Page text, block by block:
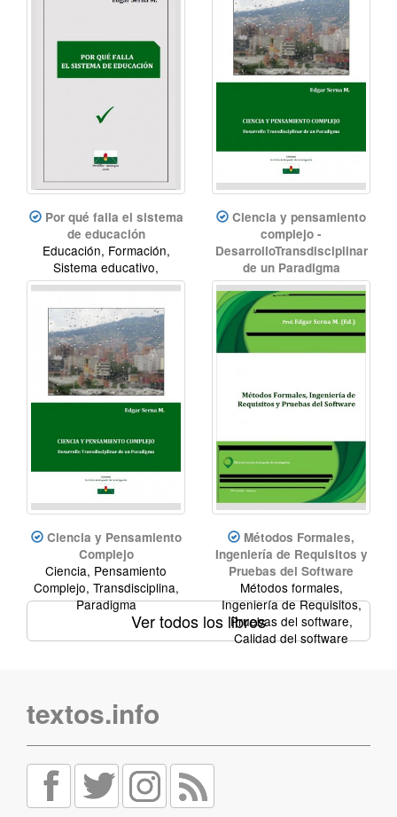
Por qué falla el sistema
de educación
Educación, Formación,
Sistema educativo,
Desarrollo
Ciencia y pensamiento
complejo -
DesarrolloTransdisciplinar
de un Paradigma
Ciencia, Pensamiento
Complejo, Transdisciplina,
Investigación
Ciencia y Pensamiento
Complejo
Ciencia, Pensamiento
Complejo, Transdisciplina,
Paradigma
Métodos Formales,
Ingeniería de Requisitos y
Pruebas del Software
Métodos formales,
Ingeniería de Requisitos,
Pruebas del software,
Calidad del software
Ver todos los libros
textos.info